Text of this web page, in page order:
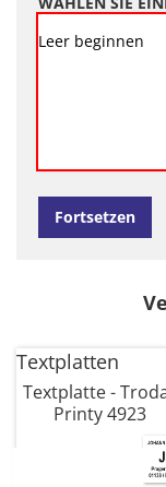
Leer beginnen
Fortsetzen
Textplatten
Textplatte -
Printy 4923